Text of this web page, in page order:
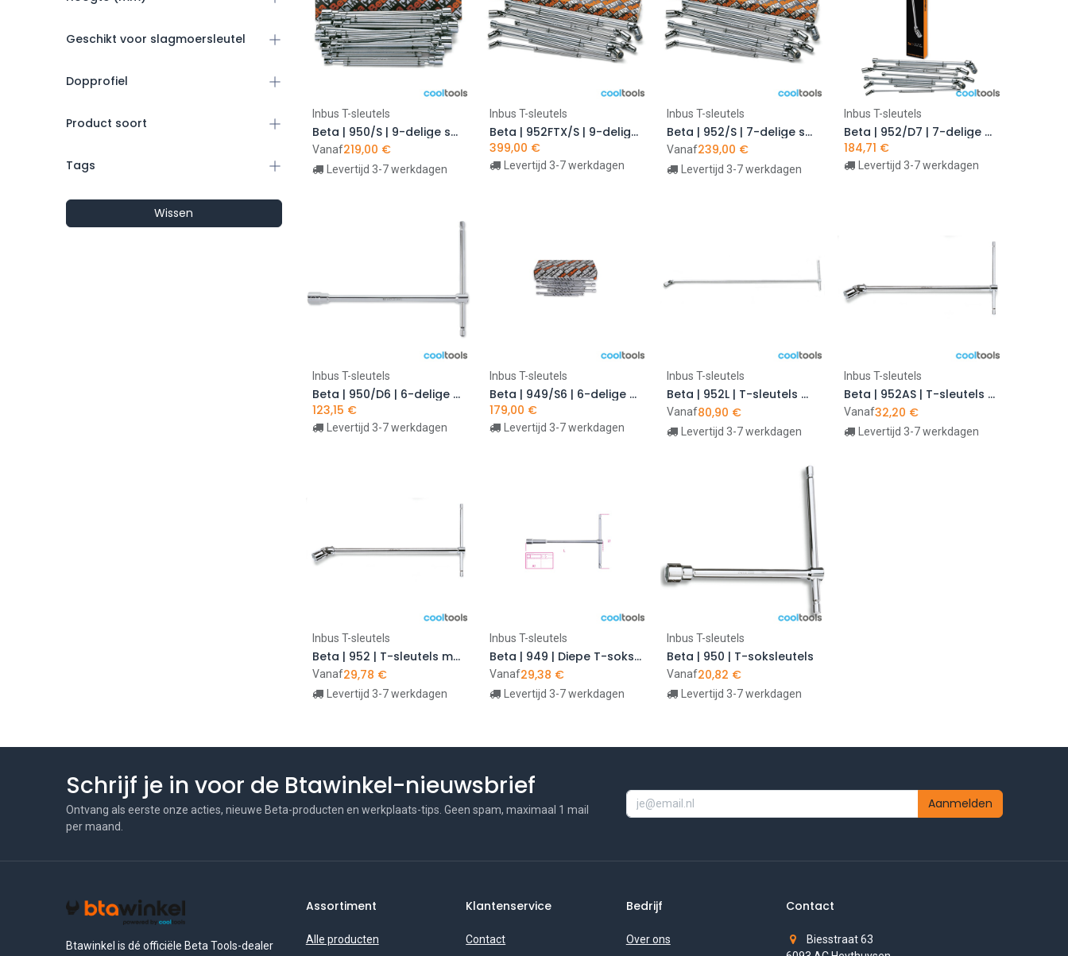
Geschikt voor slagmoersleutel
Dopprofiel
Product soort
Tags
Wissen
In winkelwagen
Inbus T-sleutels
Beta | 950/S | 9-delige set T-soksleutels met schuifstang
Vanaf219,00 €
Levertijd 3-7 werkdagen
In winkelwagen
Inbus T-sleutels
Beta | 952FTX/S | 9-delige set T-greepsleutels met cardangewricht en FTX-dop | 009520141
399,00 €
Levertijd 3-7 werkdagen
In winkelwagen
Inbus T-sleutels
Beta | 952/S | 7-delige set T-sleutels met cardangewricht en zeskantdop
Vanaf239,00 €
Levertijd 3-7 werkdagen
In winkelwagen
Inbus T-sleutels
Beta | 952/D7 | 7-delige set T-greepsleutels met draaibare binnenzeskant | 009520079
184,71 €
Levertijd 3-7 werkdagen
In winkelwagen
Inbus T-sleutels
Beta | 950/D6 | 6-delige set inbussleutels met T-greep | 009500096
123,15 €
Levertijd 3-7 werkdagen
In winkelwagen
Inbus T-sleutels
Beta | 949/S6 | 6-delige set diepe T-soksleutels | 009490076
179,00 €
Levertijd 3-7 werkdagen
In winkelwagen
Inbus T-sleutels
Beta | 952L | T-sleutels met cardangewricht en zeskantdop, lange uitvoering
Vanaf80,90 €
Levertijd 3-7 werkdagen
In winkelwagen
Inbus T-sleutels
Beta | 952AS | T-sleutels met cardangewricht en zeskantdop, inch-maten
Vanaf32,20 €
Levertijd 3-7 werkdagen
In winkelwagen
Inbus T-sleutels
Beta | 952 | T-sleutels met cardangewricht en zeskantdop
Vanaf29,78 €
Levertijd 3-7 werkdagen
In winkelwagen
Inbus T-sleutels
Beta | 949 | Diepe T-soksleutels met T-greep
Vanaf29,38 €
Levertijd 3-7 werkdagen
In winkelwagen
Inbus T-sleutels
Beta | 950 | T-soksleutels
Vanaf20,82 €
Levertijd 3-7 werkdagen
Schrijf je in voor de Btawinkel-nieuwsbrief
Ontvang als eerste onze acties, nieuwe Beta-producten en werkplaats-tips. Geen spam, maximaal 1 mail
per maand.
Aanmelden
Btawinkel is dé officiële Beta Tools-dealer
Assortiment
Alle producten
Klantenservice
Contact
Bedrijf
Over ons
Contact
Biesstraat 63